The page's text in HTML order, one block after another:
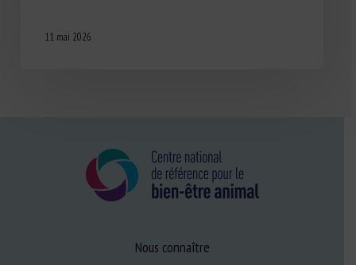
11 mai 2026
Nous connaître